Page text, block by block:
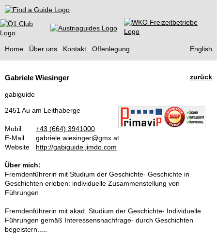
Find a Guide
Home Über uns Kontakt Offenlegung English
Guides
zurück
Gabriele Wiesinger
gabiguide
2451 Au am Leithaberge
Mobil
+43 (664) 3941000
E-Mail
gabriele.wiesinger@gmx.at
Website
http://gabiguide.jimdo.com
Über mich:
Fremdenführerin mit Studium der Geschichte- Geschichte in
Geschichten erleben: individuelle Zusammenstellung von
Führungen
Fremdenführerin mit akad. Studium der Geschichte- Individuelle
Führungen gemäß Interessensnachfrage- durch Geschichten
begeistern.....